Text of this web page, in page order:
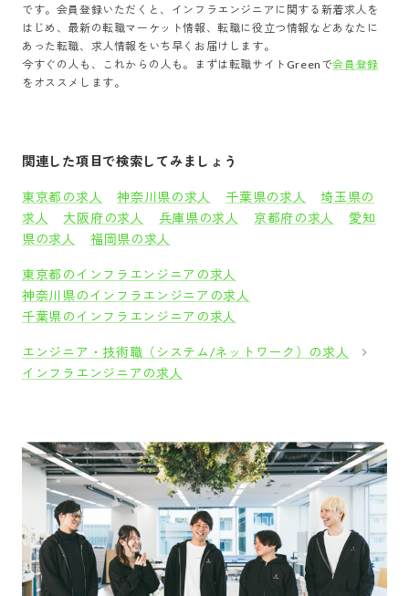
です。会員登録いただくと、 インフラエンジニア に関する新着求人を
はじめ、最新の転職マーケット情報、転職に役立つ情報などあなたに
あった転職、求人情報をいち早くお届けします。
今すぐの人も、これからの人も。まずは転職サイトGreenで会員登録
をオススメします。
関連した項目で検索してみましょう
東京都の求人 神奈川県の求人 千葉県の求人
埼玉県の
求人
大阪府の求人 兵庫県の求人 京都府の求人
愛知
県の求人
福岡県の求人
東京都のインフラエンジニアの求人
神奈川県のインフラエンジニアの求人
千葉県のインフラエンジニアの求人
エンジニア・技術職（システム/ネットワーク）の求人
インフラエンジニアの求人